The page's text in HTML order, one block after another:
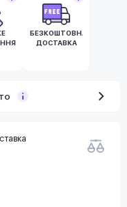
БЕЗКОШТОВНА
ДОСТАВКА